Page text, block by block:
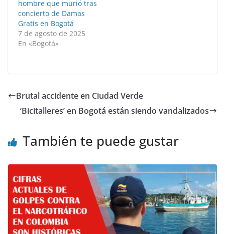
hombre que murió tras
concierto de Damas
Gratis en Bogotá
7 de agosto de 2025
En «Bogotá»
Brutal accidente en Ciudad Verde
‘Bicitalleres’ en Bogotá están siendo vandalizados
También te puede gustar